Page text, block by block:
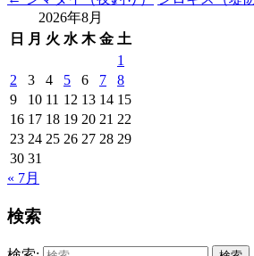
2026年8月
日
月 火 水 木 金 土
1
2
3 4 5 6 7
8
9
10 11 12 13 14 15
16 17 18 19 20 21 22
23 24 25 26 27 28 29
30 31
« 7月
検索